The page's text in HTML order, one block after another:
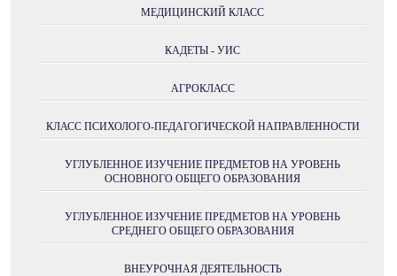
МЕДИЦИНСКИЙ КЛАСС
КАДЕТЫ - УИС
АГРОКЛАСС
КЛАСС ПСИХОЛОГО-ПЕДАГОГИЧЕСКОЙ НАПРАВЛЕННОСТИ
УГЛУБЛЕННОЕ ИЗУЧЕНИЕ ПРЕДМЕТОВ НА УРОВЕНЬ
ОСНОВНОГО ОБЩЕГО ОБРАЗОВАНИЯ
УГЛУБЛЕННОЕ ИЗУЧЕНИЕ ПРЕДМЕТОВ НА УРОВЕНЬ
СРЕДНЕГО ОБЩЕГО ОБРАЗОВАНИЯ
ВНЕУРОЧНАЯ ДЕЯТЕЛЬНОСТЬ